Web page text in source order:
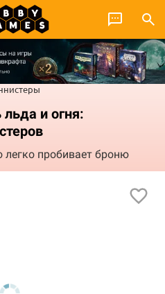
и огня:
легко пробивает броню